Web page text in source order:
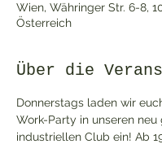
Wien, Währinger Str. 6-8,
Österreich
Über die
Donnerstags laden wir
Work-Party in unseren neu
industriellen Club ein! Ab